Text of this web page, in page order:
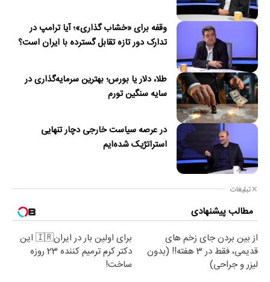
وقفه برای «خشاب گذاری»؛ آیا ترامپ در
تدارک دور تازه تقابل گسترده با ایران است؟
طلا، دلار یا بورس؛ بهترین سرمایه‌گذاری در
سایه سنگین تورم
در عرصه سیاست خارجی دچار تنهایی
استراتژیک شده‌ایم
تبلیغات
مطالب پیشنهادی
از بین بردن جای زخم های
قدیمی، فقط در 3 هفته!! (بدون
لیزر و جراحی)
برای اولین بار در ایران🇮🇷 این
دکتر کرم ترمیم کننده 23 روزه
ساخت!